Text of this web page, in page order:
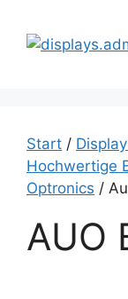
Inhalt
springen
Start /
Hochwertige
Optronics /
AUO